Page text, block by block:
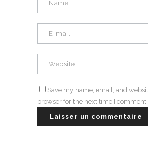
Save my name, email, and
browser for the next time I comment.